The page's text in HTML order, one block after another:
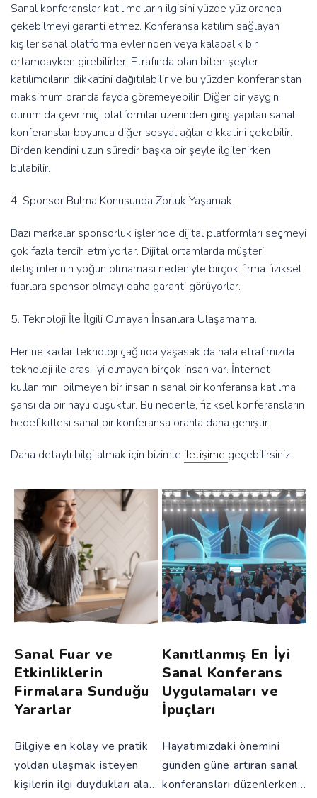
Sanal konferanslar katılımcıların ilgisini yüzde yüz oranda
çekebilmeyi garanti etmez. Konferansa katılım sağlayan
kişiler sanal platforma evlerinden veya kalabalık bir
ortamdayken girebilirler. Etrafında olan biten şeyler
katılımcıların dikkatini dağıtılabilir ve bu yüzden konferanstan
maksimum oranda fayda göremeyebilir. Diğer bir yaygın
durum da çevrimiçi platformlar üzerinden giriş yapılan sanal
konferanslar boyunca diğer sosyal ağlar dikkatini çekebilir.
Birden kendini uzun süredir başka bir şeyle ilgilenirken
bulabilir.
4. Sponsor Bulma Konusunda Zorluk Yaşamak.
Bazı markalar sponsorluk işlerinde dijital platformları seçmeyi
çok fazla tercih etmiyorlar. Dijital ortamlarda müşteri
iletişimlerinin yoğun olmaması nedeniyle birçok firma fiziksel
fuarlara sponsor olmayı daha garanti görüyorlar.
5. Teknoloji İle İlgili Olmayan İnsanlara Ulaşamama.
Her ne kadar teknoloji çağında yaşasak da hala etrafımızda
teknoloji ile arası iyi olmayan birçok insan var. İnternet
kullanımını bilmeyen bir insanın sanal bir konferansa katılma
şansı da bir hayli düşüktür. Bu nedenle, fiziksel konferansların
hedef kitlesi sanal bir konferansa oranla daha geniştir.
Daha detaylı bilgi almak için bizimle iletişime geçebilirsiniz.
Sanal Fuar ve
Etkinliklerin
Firmalara Sunduğu
Yararlar
Bilgiye en kolay ve pratik
yoldan ulaşmak isteyen
kişilerin ilgi duydukları alan
Kanıtlanmış En İyi
Sanal Konferans
Uygulamaları ve
İpuçları
Hayatımızdaki önemini
günden güne artıran sanal
konferansları düzenlerken